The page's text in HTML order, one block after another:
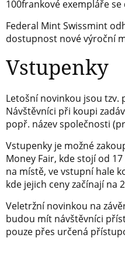
100frankové exempláře
Federal Mint Swissmint
dostupnost nové výroční
Vstupenky
Letošní novinkou jsou tzv.
Návštěvníci při koupi
popř. název společnosti
Vstupenky je možné
Money Fair, kde stojí od
na místě, ve vstupní hale
kde jejich ceny začínají na
Veletržní novinkou na
budou mít návštěvníci
pouze přes určená